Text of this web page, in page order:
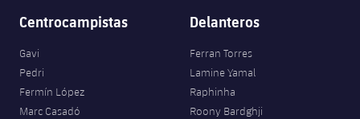
Centrocampistas
Gavi
Pedri
Fermín López
Marc Casadó
Delanteros
Ferran Torres
Lamine Yamal
Raphinha
Roony Bardghji